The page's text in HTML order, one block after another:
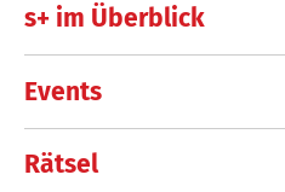
s+ im Überblick
Events
Rätsel